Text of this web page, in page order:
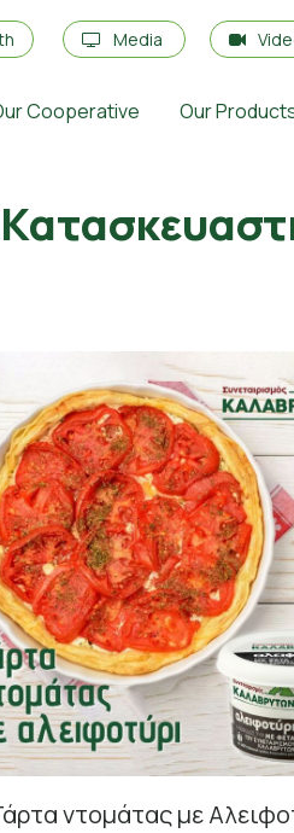
Media
Cooperative Our
ντομάτας με